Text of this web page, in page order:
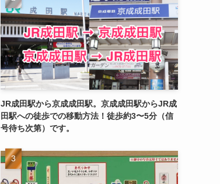
JR成田駅から京成成田駅。京成成田駅からJR成
田駅への徒歩での移動方法！徒歩約3〜5分（信
号待ち次第）です。